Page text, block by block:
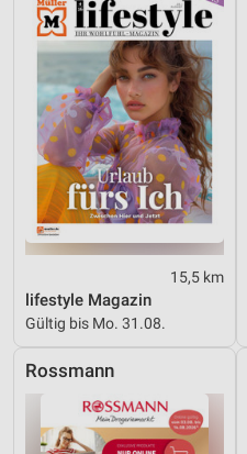
15,5 km
lifestyle Magazin
Gültig bis Mo. 31.08.
Rossmann